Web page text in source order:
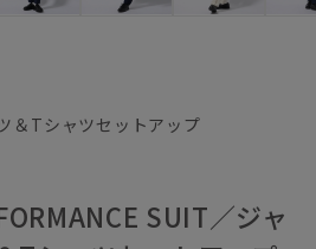
＆Tシャツセットアップ
SUIT／ジャ